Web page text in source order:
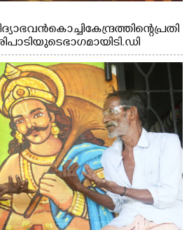
കൊച്ചി കേന്ദ്രത്തിന്റെ പ്രതി
ഭാഗമായി ടി.ഡി
സർദാർ പട്ടേൽ
കഥക് നർത്തകി എം.
ലയ നമൻ കഥകിൽ നിന്ന്